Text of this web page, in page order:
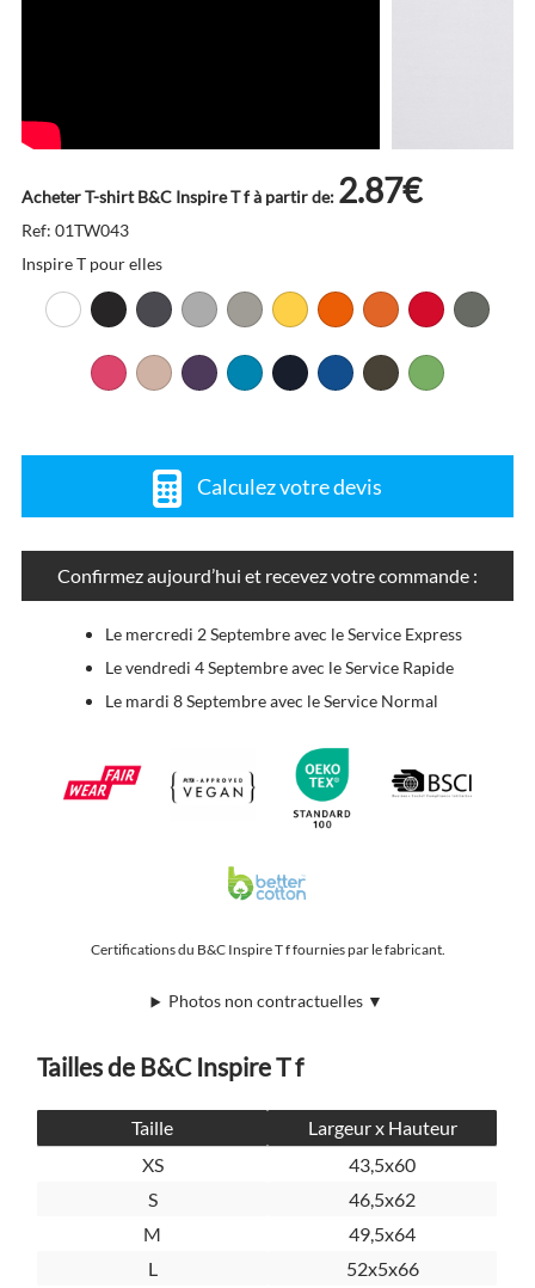
Acheter T-shirt B&C Inspire T f à partir de: 2.87€
Ref: 01TW043
Inspire T pour elles
Calculez votre devis
Confirmez aujourd’hui et recevez votre commande :
Le mercredi 2 Septembre avec le Service Express
Le vendredi 4 Septembre avec le Service Rapide
Le mardi 8 Septembre avec le Service Normal
Certifications du B&C Inspire T f fournies par le fabricant.
Photos non contractuelles ▼
Tailles de B&C Inspire T f
Taille
Largeur x Hauteur
XS
43,5x60
S
46,5x62
M
49,5x64
L
52x5x66